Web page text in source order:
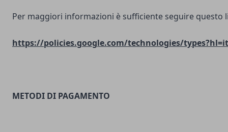
Per maggiori informazioni è sufficiente seguire questo
https://policies.google.com/technologies/types?hl=it
METODI DI PAGAMENTO